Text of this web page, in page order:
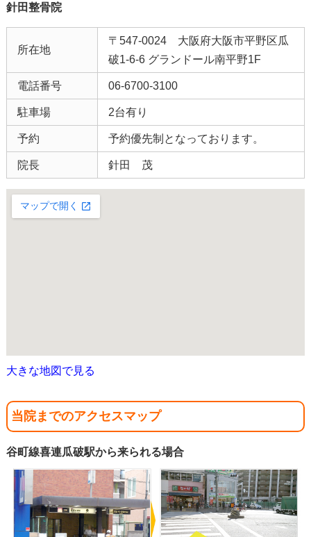
針田整骨院
所在地
〒547-0024 大阪府大阪市平野区瓜
破1-6-6 グランドール南平野1F
電話番号 06-6700-3100
駐車場 2台有り
予約 予約優先制となっております。
院長 針田 茂
大きな地図で見る
当院までのアクセスマップ
谷町線喜連瓜破駅から来られる場合